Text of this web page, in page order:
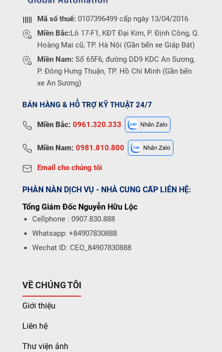
Mã số thuế: 0107396499 cấp ngày 13/04/2016
Miền Bắc:Lô 17-F1, KĐT Đại Kim, P. Định Công, Q.
Hoàng Mai cũ, TP. Hà Nội (Gần bến xe Giáp Bát)
Miền Nam: Số 65F6, đường DD9 KDC An Sương,
P. Đông Hưng Thuận, TP. Hồ Chí Minh (Gần bến
xe An Sương)
BÁN HÀNG & HỖ TRỢ KỸ THUẬT 24/7
Miền Bắc: 0961.320.333
Miền Nam: 0981.810.800
Email cho chúng tôi
PHÀN NÀN DỊCH VỤ - NHÀ CUNG CẤP LIÊN HỆ:
Tổng Giám Đốc Nguyễn Hữu Lộc
Cellphone : 0907.830.888
Whatsapp: +84907830888
Wechat ID: CEO_84907830888
VỀ CHÚNG TÔI
Giới thiệu
Liên hệ
Thư viện ảnh